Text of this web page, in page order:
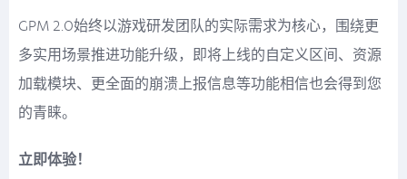
GPM 2.0始终以游戏研发团队的实际需求为核心，围绕更
多实用场景推进功能升级，即将上线的自定义区间、资源
加载模块、更全面的崩溃上报信息等功能相信也会得到您
的青睐。
立即体验！